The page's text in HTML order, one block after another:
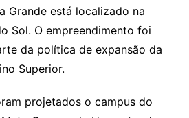
Grande está localizado na
Sol. O empreendimento foi
da política de expansão da
Superior.
projetados o campus do